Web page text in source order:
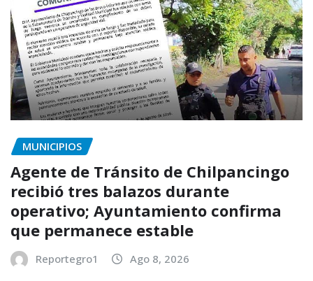
MUNICIPIOS
Agente de Tránsito de Chilpancingo
recibió tres balazos durante
operativo; Ayuntamiento confirma
que permanece estable
Reportegro1 Ago 8, 2026